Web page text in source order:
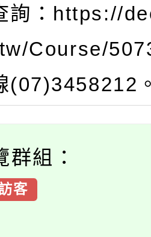
詢：https://
Course/
(07)3458212
群組：
客